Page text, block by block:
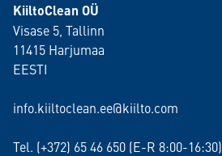
KiiltoClean OÜ
Visase 5, Tallinn
11415 Harjumaa
EESTI
info.kiiltoclean.ee@kiilto.com
Tel. (+372) 65 46 650 (E-R 8:00-16:30)